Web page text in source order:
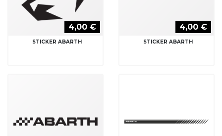
4,00 €
STICKER ABARTH
4,00 €
STICKER ABARTH